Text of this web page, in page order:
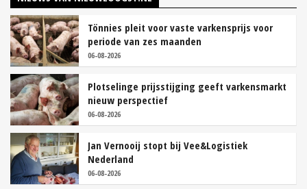
Tönnies pleit voor vaste varkensprijs voor
periode van zes maanden
06-08-2026
Plotselinge prijsstijging geeft varkensmarkt
nieuw perspectief
06-08-2026
Jan Vernooij stopt bij Vee&Logistiek
Nederland
06-08-2026